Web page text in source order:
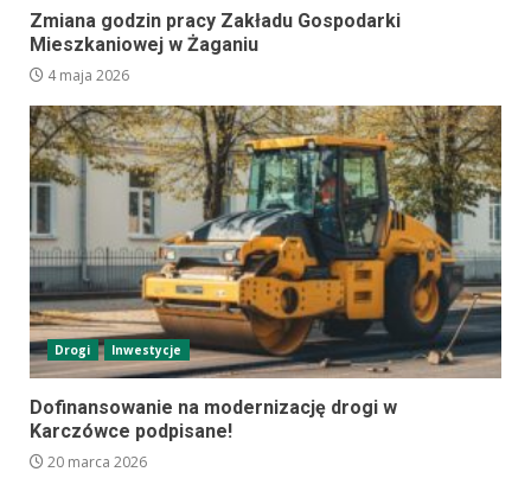
Zmiana godzin pracy Zakładu Gospodarki
Mieszkaniowej w Żaganiu
4 maja 2026
Drogi Inwestycje
Dofinansowanie na modernizację drogi w
Karczówce podpisane!
20 marca 2026